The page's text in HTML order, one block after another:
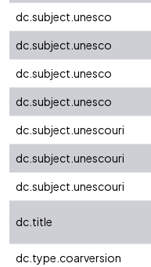
dc.subject.unesco
dc.subject.unesco
dc.subject.unesco
dc.subject.unesco
dc.subject.unescouri
dc.subject.unescouri
dc.subject.unescouri
dc.title
dc.type.coarversion